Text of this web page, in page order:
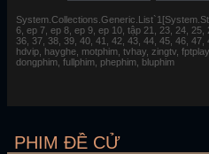
6, ep 7, ep 8, ep 9, ep 10, tập 21, 23, 24, 25,
36, 37, 38, 39, 40, 41, 42, 43, 44, 45, 46, 47,
hdvip, hayghe, motphim, tvhay, zingtv,
dongphim, fullphim, phephim, bluphim
PHIM ĐỀ CỬ